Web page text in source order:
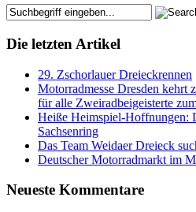
Die letzten Artikel
29. Zschorlauer Dreieckrennen
Motorradmesse Dresden kehrt
für alle Zweiradbeigeisterte
Heiße Heimspiel-Hoffnungen:
Sachsenring
Das Team Weidaer Dreieck
Deutscher Motorradmarkt im
Neueste Kommentare